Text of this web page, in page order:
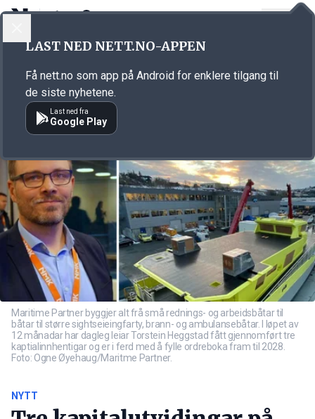
Annonsørinnhold
Maritime Partner byggjer alt frå små rednings- og arbeidsbåtar til
båtar til større sightseieingfarty, brann- og ambulansebåtar. I løpet av
12 månadar har dagleg leiar Torstein Heggstad fått gjennomført tre
kaptialinnhentigar og er i ferd med å fylle ordreboka fram til 2028.
Foto: Ogne Øyehaug/Maritme Partner.
NYTT
LAST NED NETT.NO-APPEN
Få nett.no som app på Android for enklere tilgang til
de siste nyhetene.
Last ned fra
Google Play